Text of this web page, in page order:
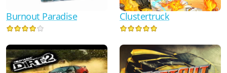
Burnout Paradise Clustertruck